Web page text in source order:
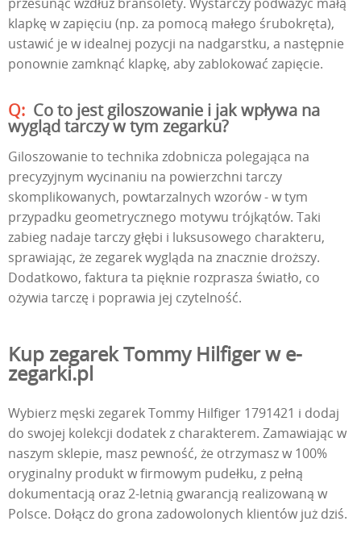
klapkę w zapięciu (np. za pomocą małego śrubokręta),
ustawić je w idealnej pozycji na nadgarstku, a następnie
ponownie zamknąć klapkę, aby zablokować zapięcie.
Co to jest giloszowanie i jak wpływa na
wygląd tarczy w tym zegarku?
Giloszowanie to technika zdobnicza polegająca na
precyzyjnym wycinaniu na powierzchni tarczy
skomplikowanych, powtarzalnych wzorów - w tym
przypadku geometrycznego motywu trójkątów. Taki
zabieg nadaje tarczy głębi i luksusowego charakteru,
sprawiając, że zegarek wygląda na znacznie droższy.
Dodatkowo, faktura ta pięknie rozprasza światło, co
ożywia tarczę i poprawia jej czytelność.
Kup zegarek Tommy Hilfiger w e-
zegarki.pl
Wybierz męski zegarek Tommy Hilfiger 1791421 i dodaj
do swojej kolekcji dodatek z charakterem. Zamawiając w
naszym sklepie, masz pewność, że otrzymasz w 100%
oryginalny produkt w firmowym pudełku, z pełną
dokumentacją oraz 2-letnią gwarancją realizowaną w
Polsce. Dołącz do grona zadowolonych klientów już dziś.